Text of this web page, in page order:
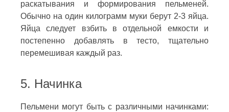
раскатывания и формирования пельменей.
Обычно на один килограмм муки берут 2-3 яйца.
Яйца следует взбить в отдельной емкости и
постепенно добавлять в тесто, тщательно
перемешивая каждый раз.
5. Начинка
Пельмени могут быть с различными начинками: